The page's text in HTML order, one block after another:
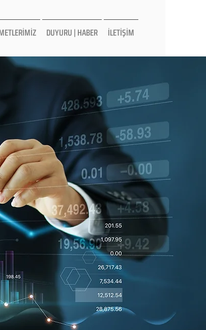
DUYURU | HABER İLETİŞİM